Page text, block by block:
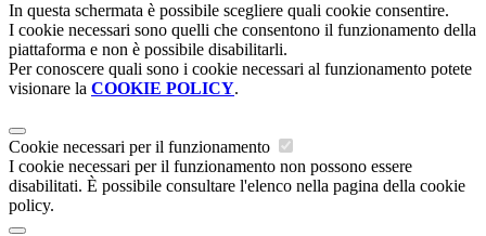
In questa schermata è possibile scegliere quali cookie consentire.
I cookie necessari sono quelli che consentono il funzionamento della
piattaforma e non è possibile disabilitarli.
Per conoscere quali sono i cookie necessari al funzionamento potete
visionare la COOKIE POLICY.
Cookie necessari per il funzionamento
I cookie necessari per il funzionamento non possono essere
disabilitati. È possibile consultare l'elenco nella pagina della cookie
policy.